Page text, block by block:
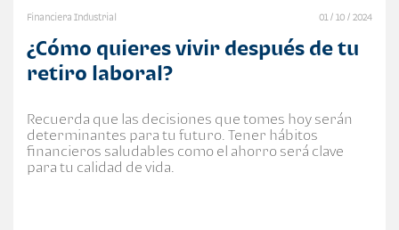
Financiera Industrial 01 / 10 / 2024
¿Cómo quieres vivir después de tu
retiro laboral?
Recuerda que las decisiones que tomes hoy serán
determinantes para tu futuro. Tener hábitos
financieros saludables como el ahorro será clave
para tu calidad de vida.